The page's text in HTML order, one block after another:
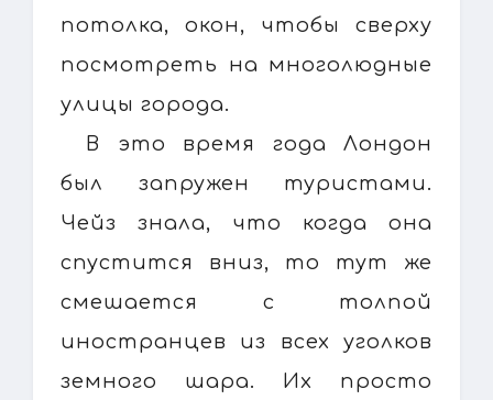
потолка, окон, чтобы сверху
посмотреть на многолюдные
улицы города.
В это время года Лондон
был запружен туристами.
Чейз знала, что когда она
спустится вниз, то тут же
смешается с толпой
иностранцев из всех уголков
земного шара. Их просто